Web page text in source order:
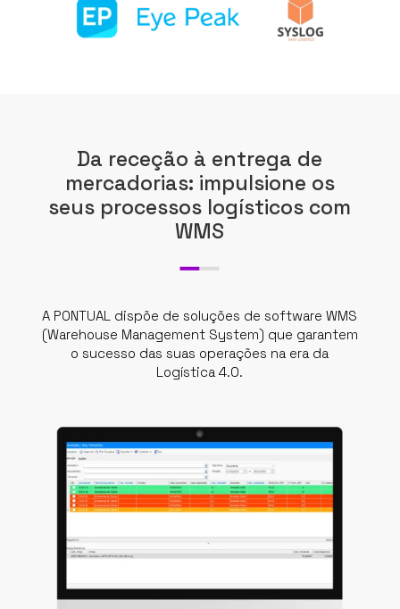
Da receção à entrega de
mercadorias: impulsione os
seus processos logísticos com
WMS
A PONTUAL dispõe de soluções de software WMS
(Warehouse Management System) que garantem
o sucesso das suas operações na era da
Logística 4.0.